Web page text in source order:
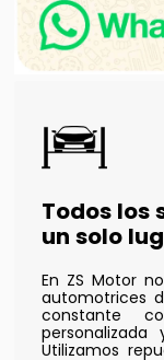
Todos los
un solo
En ZS Motor
automotrices
constante
Utilizamos